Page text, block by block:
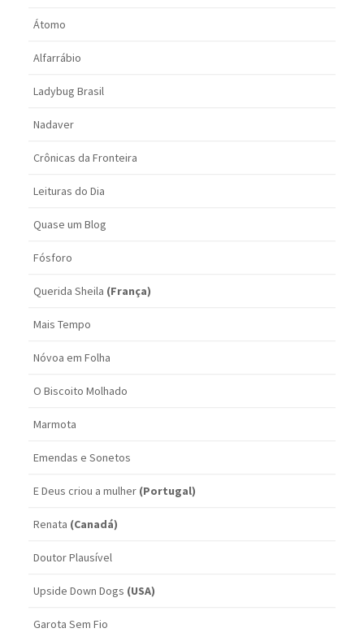
Átomo
Alfarrábio
Ladybug Brasil
Nadaver
Crônicas da Fronteira
Leituras do Dia
Quase um Blog
Fósforo
Querida Sheila (França)
Mais Tempo
Nóvoa em Folha
O Biscoito Molhado
Marmota
Emendas e Sonetos
E Deus criou a mulher (Portugal)
Renata (Canadá)
Doutor Plausível
Upside Down Dogs (USA)
Garota Sem Fio